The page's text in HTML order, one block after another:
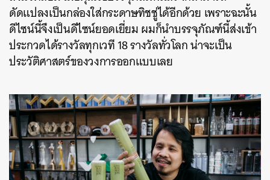
ดัดแปลงเป็นกล่องใส่กระดาษทิชชู่ได้อีกด้วย เพราะฉะนั้น
ดีไซน์นี้จึงเป็นดีไซน์ยอดเยี่ยม ผมก็นำบรรจุภัณฑ์นี้ส่งเข้า
ประกวดได้รางวัลทุกเวที 18 รางวัลทั่วโลก น่าจะเป็น
ประวัติศาสตร์ของวงการออกแบบเลย